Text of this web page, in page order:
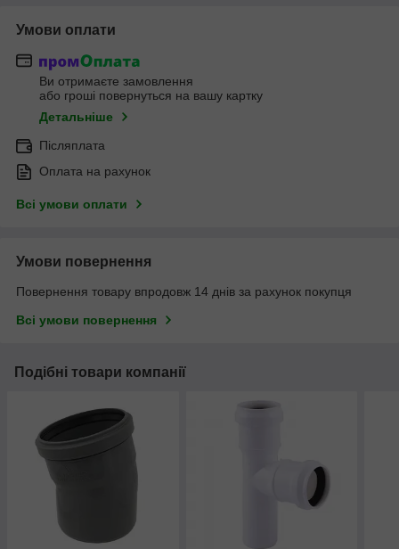
Умови оплати
Ви отримаєте замовлення
або гроші повернуться на вашу картку
Детальніше
Післяплата
Оплата на рахунок
Всі умови оплати
Умови повернення
Повернення товару впродовж 14 днів за рахунок покупця
Всі умови повернення
Подібні товари компанії